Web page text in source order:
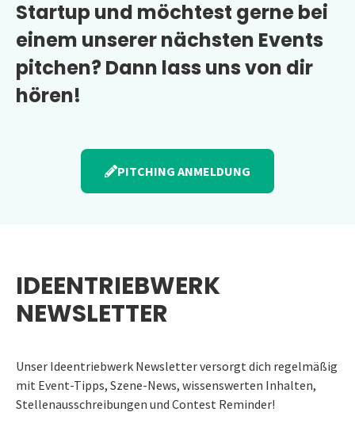
Startup und möchtest gerne bei
einem unserer nächsten Events
pitchen? Dann lass uns von dir
hören!
PITCHING ANMELDUNG
IDEENTRIEBWERK
NEWSLETTER
Unser Ideentriebwerk Newsletter versorgt dich regelmäßig
mit Event-Tipps, Szene-News, wissenswerten Inhalten,
Stellenausschreibungen und Contest Reminder!